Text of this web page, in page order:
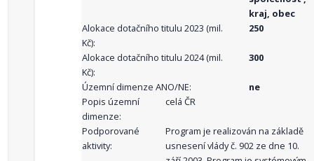
kraj, obec
Alokace dotačního titulu 2023 (mil.
Kč):
250
Alokace dotačního titulu 2024 (mil.
Kč):
300
Územní dimenze ANO/NE:
ne
Popis územní
dimenze:
celá ČR
Podporované
aktivity:
Program je realizován na základě
usnesení vlády č. 902 ze dne 10.